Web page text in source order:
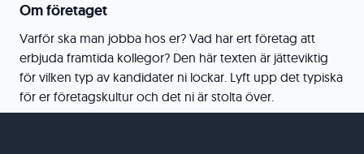
Om företaget
Varför ska man jobba hos er? Vad har ert företag att
erbjuda framtida kollegor? Den här texten är jätteviktig
för vilken typ av kandidater ni lockar. Lyft upp det typiska
för er företagskultur och det ni är stolta över.